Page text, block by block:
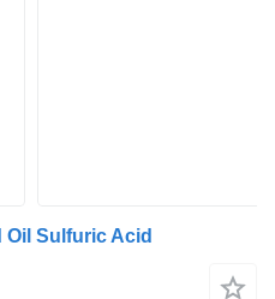
Sulfuric Acid